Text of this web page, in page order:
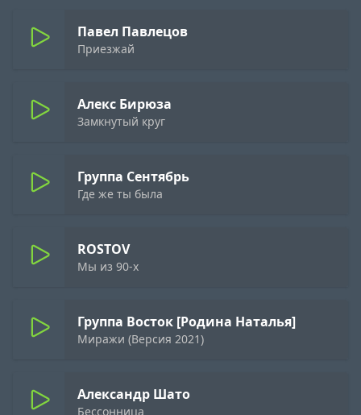
Павел Павлецов
Приезжай
Алекс Бирюза
Замкнутый круг
Группа Сентябрь
Где же ты была
ROSTOV
Мы из 90-х
Группа Восток [Родина Наталья]
Миражи (Версия 2021)
Александр Шато
Бессонница